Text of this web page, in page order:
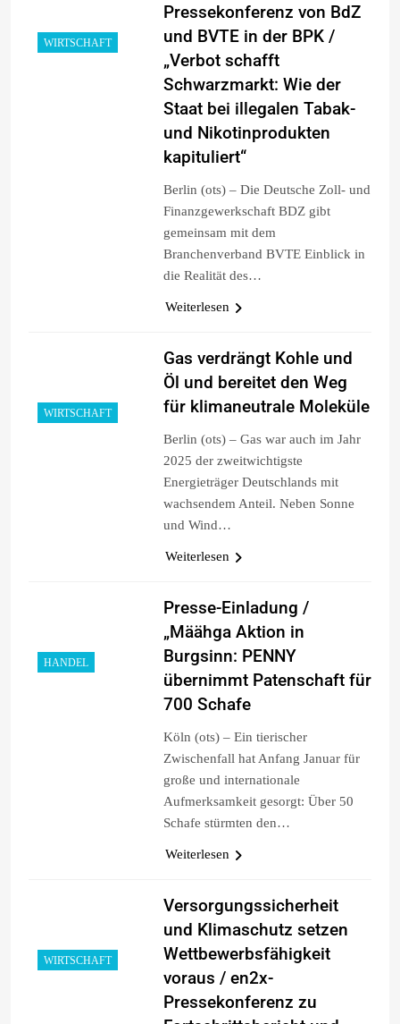
WIRTSCHAFT
Pressekonferenz von BdZ
und BVTE in der BPK /
„Verbot schafft
Schwarzmarkt: Wie der
Staat bei illegalen Tabak-
und Nikotinprodukten
kapituliert“
Berlin (ots) – Die Deutsche Zoll- und
Finanzgewerkschaft BDZ gibt
gemeinsam mit dem
Branchenverband BVTE Einblick in
die Realität des…
Weiterlesen
WIRTSCHAFT
Gas verdrängt Kohle und
Öl und bereitet den Weg
für klimaneutrale Moleküle
Berlin (ots) – Gas war auch im Jahr
2025 der zweitwichtigste
Energieträger Deutschlands mit
wachsendem Anteil. Neben Sonne
und Wind…
Weiterlesen
HANDEL
Presse-Einladung /
„Määhga Aktion in
Burgsinn: PENNY
übernimmt Patenschaft für
700 Schafe
Köln (ots) – Ein tierischer
Zwischenfall hat Anfang Januar für
große und internationale
Aufmerksamkeit gesorgt: Über 50
Schafe stürmten den…
Weiterlesen
WIRTSCHAFT
Versorgungssicherheit
und Klimaschutz setzen
Wettbewerbsfähigkeit
voraus / en2x-
Pressekonferenz zu